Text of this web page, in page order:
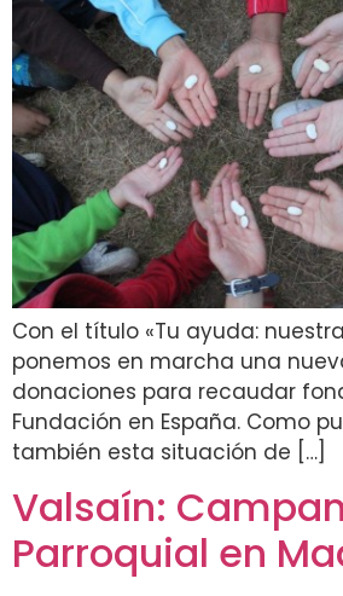
Con el título «Tu ayuda:
ponemos en marcha una
donaciones para recaudar
Fundación en España. Como
también esta situación de […]
Valsaín:
Parroquial en